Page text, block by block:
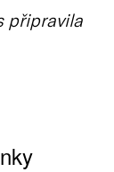
připravila